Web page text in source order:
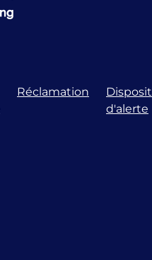
Réclamation
d'alerte